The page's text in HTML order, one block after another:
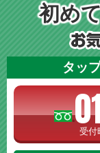
初め
タッ
受付